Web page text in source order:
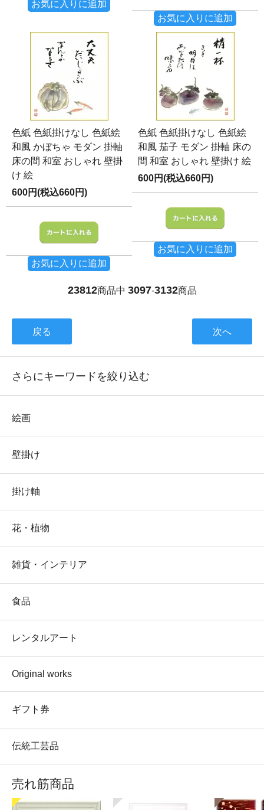
お気に入りに追加
お気に入りに追加
色紙 色紙掛けなし 色紙絵
和風 かぼちゃ モダン 掛軸
床の間 和室 おしゃれ 壁掛
け 絵
600円(税込660円)
お気に入りに追加
色紙 色紙掛けなし 色紙絵
和風 茄子 モダン 掛軸 床の
間 和室 おしゃれ 壁掛け 絵
600円(税込660円)
お気に入りに追加
23812商品中 3097-3132商品
戻る 次へ
さらにキーワードを絞り込む
絵画
壁掛け
掛け軸
花・植物
雑貨・インテリア
食品
レンタルアート
Original works
ギフト券
伝統工芸品
売れ筋商品